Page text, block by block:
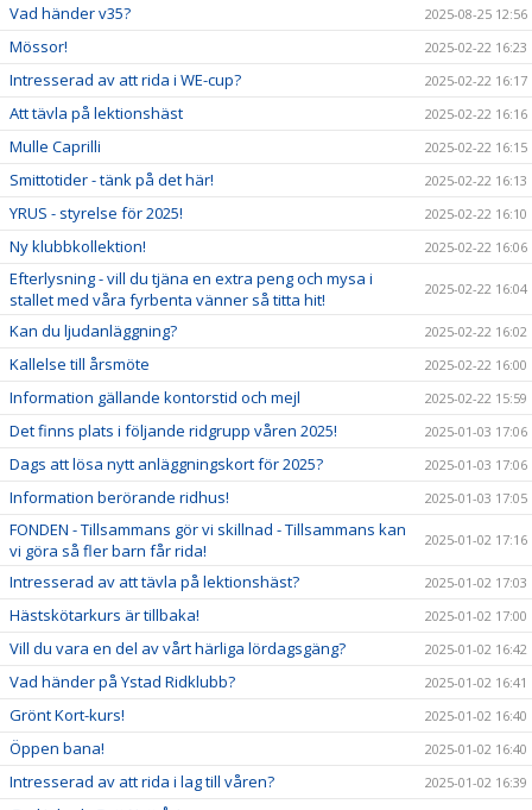
Vad händer v35? 2025-08-25 12:56
Mössor! 2025-02-22 16:23
Intresserad av att rida i WE-cup? 2025-02-22 16:17
Att tävla på lektionshäst 2025-02-22 16:16
Mulle Caprilli 2025-02-22 16:15
Smittotider - tänk på det här! 2025-02-22 16:13
YRUS - styrelse för 2025! 2025-02-22 16:10
Ny klubbkollektion! 2025-02-22 16:06
Efterlysning - vill du tjäna en extra peng och mysa i
stallet med våra fyrbenta vänner så titta hit!
2025-02-22 16:04
Kan du ljudanläggning? 2025-02-22 16:02
Kallelse till årsmöte 2025-02-22 16:00
Information gällande kontorstid och mejl 2025-02-22 15:59
Det finns plats i följande ridgrupp våren 2025! 2025-01-03 17:06
Dags att lösa nytt anläggningskort för 2025? 2025-01-03 17:06
Information berörande ridhus! 2025-01-03 17:05
FONDEN - Tillsammans gör vi skillnad - Tillsammans kan
vi göra så fler barn får rida!
2025-01-02 17:16
Intresserad av att tävla på lektionshäst? 2025-01-02 17:03
Hästskötarkurs är tillbaka! 2025-01-02 17:00
Vill du vara en del av vårt härliga lördagsgäng? 2025-01-02 16:42
Vad händer på Ystad Ridklubb? 2025-01-02 16:41
Grönt Kort-kurs! 2025-01-02 16:40
Öppen bana! 2025-01-02 16:40
Intresserad av att rida i lag till våren? 2025-01-02 16:39